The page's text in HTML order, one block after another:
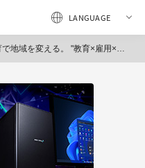
"教育×雇用×クリエイティブ"で挑む地方創生モデル